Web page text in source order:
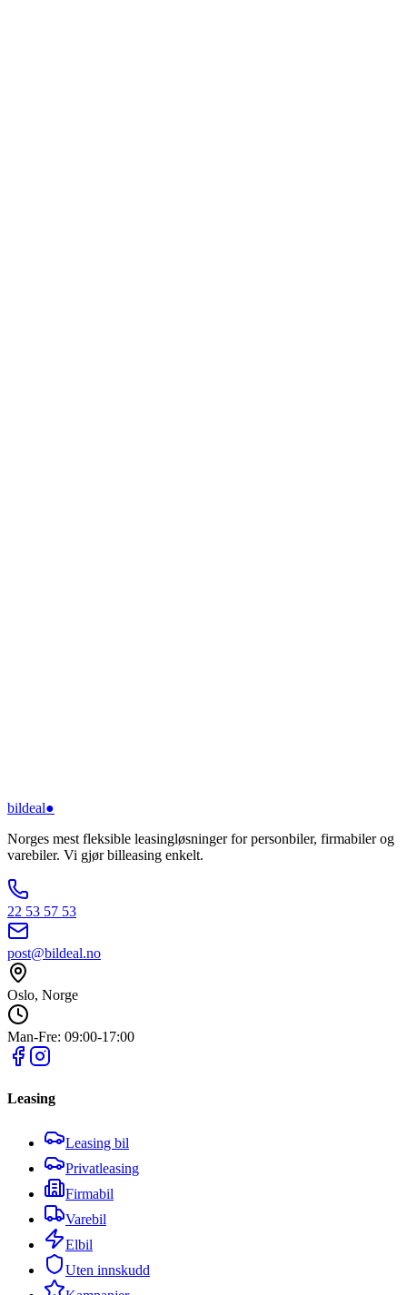
bildeal●
Norges mest fleksible leasingløsninger for personbiler, firmabiler og
varebiler. Vi gjør billeasing enkelt.
22 53 57 53
post@bildeal.no
Oslo, Norge
Man-Fre: 09:00-17:00
Leasing
Leasing bil
Privatleasing
Firmabil
Varebil
Elbil
Uten innskudd